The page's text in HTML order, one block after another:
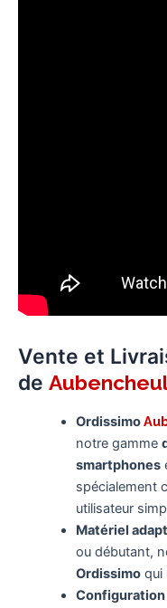
Vente et
de
Ordissimo
notre gamme
smartphones
spécialement
utilisateur
Matériel
ou débutant,
Ordissimoqui
Configuration